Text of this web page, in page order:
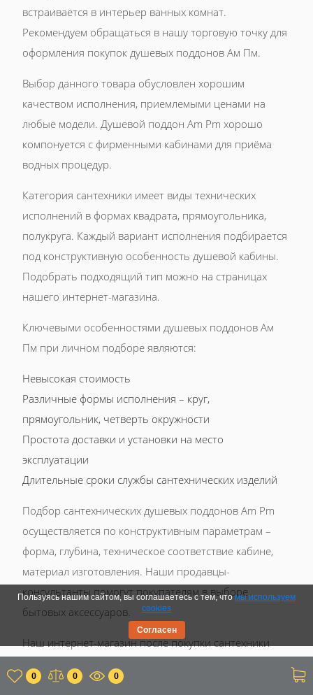
встраивается в интерьер ванных комнат.
Рекомендуем обращаться в нашу торговую точку для
оформления покупок душевых поддонов Ам Пм.
Выбор данного товара обусловлен хорошим
качеством исполнения, приемлемыми ценами на
любые модели. Душевой поддон Am Pm хорошо
компонуется с фирменными кабинами для приёма
водных процедур.
Категория сантехники имеет виды технических
исполнений в формах квадрата, прямоугольника,
полукруга. Каждый вариант исполнения подбирается
под конструктивную особенность душевой кабины.
Подобрать подходящий тип можно на страницах
нашего интернет-магазина.
Ключевыми особенностями душевых поддонов Ам
Пм при личном подборе являются:
Невысокая стоимость
Различные формы исполнения – круг,
прямоугольник, четверть окружности
Простота доставки и установки на место
эксплуатации
Длительные сроки службы сантехнических изделий
Подбор сантехнических душевых поддонов Am Pm
осуществляется по конструктивным параметрам –
форма, глубина, техническое соответствие кабине,
материал изготовления. Наши продавцы-
консультанты помогут покупателям в выборе
бытовых аксессуаров.
Наш интернет-магазин после покупки сантехники
Москве ежедневно с 10 утра и до 24 часов. Помимо
0 0 0
Пользуясь нашим сайтом, вы соглашаетесь с тем, чтомы используем
cookies
Согласен